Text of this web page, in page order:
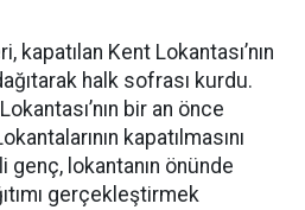
kapatılan Kent Lokantası’nın
halk sofrası kurdu.
bir an önce
kapatılmasını
lokantanın önünde
gerçekleştirmek